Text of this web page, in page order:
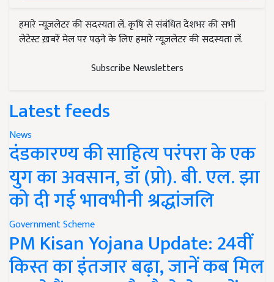
हमारे न्यूज़लेटर की सदस्यता लें. कृषि से संबंधित देशभर की सभी
लेटेस्ट ख़बरें मेल पर पढ़ने के लिए हमारे न्यूज़लेटर की सदस्यता लें.
Subscribe Newsletters
Latest feeds
News
दंडकारण्य की साहित्य परंपरा के एक
युग का अवसान, डॉ (प्रो). बी. एल. झा
को दी गई भावभीनी श्रद्धांजलि
Government Scheme
PM Kisan Yojana Update: 24वीं
किस्त का इंतजार बढ़ा, जानें कब मिल